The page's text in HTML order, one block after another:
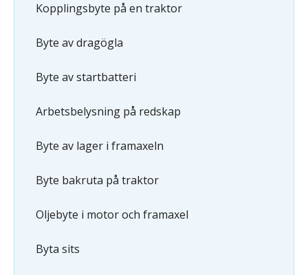
Kopplingsbyte på en traktor
Byte av dragögla
Byte av startbatteri
Arbetsbelysning på redskap
Byte av lager i framaxeln
Byte bakruta på traktor
Oljebyte i motor och framaxel
Byta sits